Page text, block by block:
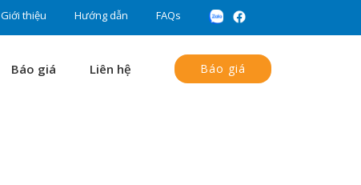
Giới thiệu Hướng dẫn FAQs
Báo giá Liên hệ Báo giá